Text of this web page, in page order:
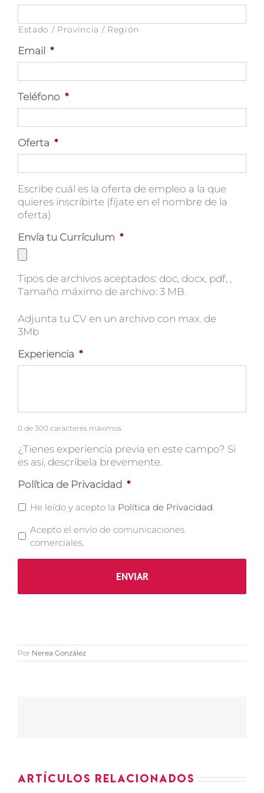
Estado / Provincia / Región
Email *
Teléfono *
Oferta *
Escribe cuál es la oferta de empleo a la que
quieres inscribirte (fíjate en el nombre de la
oferta)
Envía tu Currículum *
Tipos de archivos aceptados: doc, docx, pdf, ,
Tamaño máximo de archivo: 3 MB.
Adjunta tu CV en un archivo con max. de
3Mb
Experiencia *
0 de 300 caracteres máximos
¿Tienes experiencia previa en este campo? Si
es así, descríbela brevemente.
Política de Privacidad *
He leído y acepto la Política de Privacidad.
Acepto el envío de comunicaciones
comerciales.
Por Nerea González
Artículos relacionados